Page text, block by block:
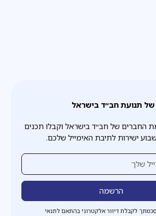
תנועת חב״ד בישראל
החברים של חב״ד בישראל וקבלו תכנים
ישירות לתיבת האימייל שלכם.
לקבלת דיוור אלקטרוני בהתאם לתנאי